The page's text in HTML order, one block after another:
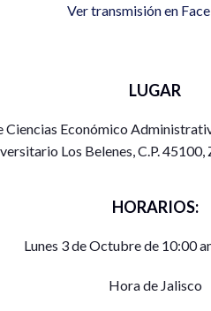
Ver transmisión en
LUGAR
Económico
Los Belenes, C.P.
HORARIOS:
Lunes 3 de Octubre de 10:00
Hora de Jalisco